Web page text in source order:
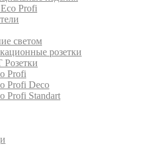
Profi
светом
розетки
Profi
Profi Deco
Profi Standart